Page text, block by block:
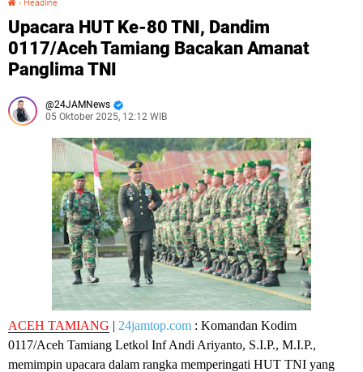
› Headline
Upacara HUT Ke-80 TNI, Dandim
0117/Aceh Tamiang Bacakan Amanat
Panglima TNI
24JAMNews
05 Oktober 2025, 12:12 WIB
ACEH TAMIANG | 24jamtop.com : Komandan Kodim
0117/Aceh Tamiang Letkol Inf Andi Ariyanto, S.I.P., M.I.P.,
memimpin upacara dalam rangka memperingati HUT TNI yang